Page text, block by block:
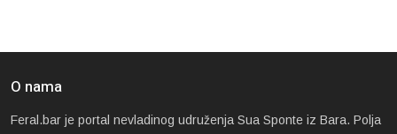
O nama
Feral.bar je portal nevladinog udruženja Sua Sponte iz Bara. Polja